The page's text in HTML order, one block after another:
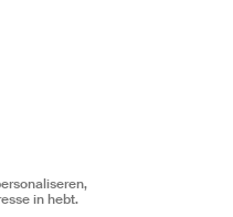
in hebt.